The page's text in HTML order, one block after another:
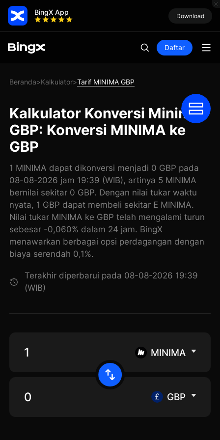
BingX App Download
Daftar
Beranda>Kalkulator>Tarif MINIMA GBP
Kalkulator Konversi Minima
GBP: Konversi MINIMA ke
GBP
1 MINIMA dapat dikonversi menjadi 0 GBP pada
08-08-2026 jam 19:39 (WIB), artinya 5 MINIMA
bernilai sekitar 0 GBP. Dengan nilai tukar waktu
nyata, 1 GBP dapat membeli sekitar E MINIMA.
Nilai tukar MINIMA ke GBP telah mengalami turun
sebesar -0,060% dalam 24 jam. BingX
menawarkan berbagai opsi perdagangan dengan
biaya serendah 0,1%.
Terakhir diperbarui pada 08-08-2026 19:39
(WIB)
MINIMA
GBP